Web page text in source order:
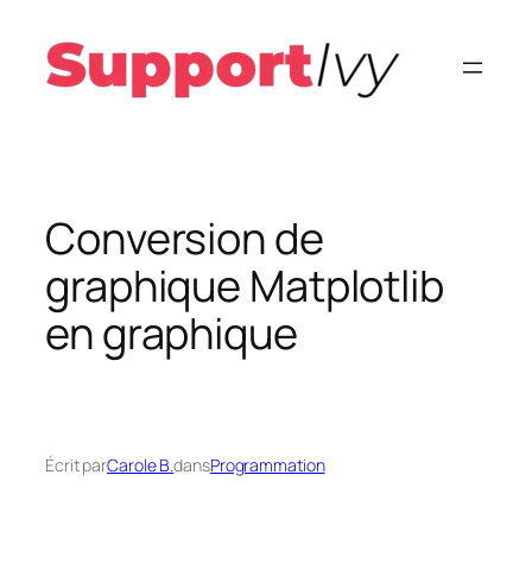
contenu
Conversion de
graphique Matplotlib
en graphique
Écrit parCarole B.dansProgrammation